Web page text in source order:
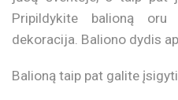
Pripildykite balioną
dekoracija. Baliono dydis
Balioną taip pat galite